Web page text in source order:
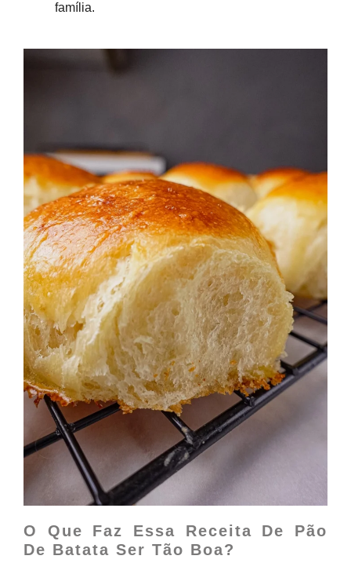
família.
O Que Faz Essa Receita De Pão
De Batata Ser Tão Boa?